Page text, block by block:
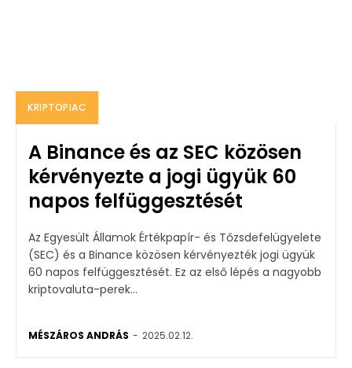
KRIPTOPIAC
A Binance és az SEC közösen
kérvényezte a jogi ügyük 60
napos felfüggesztését
Az Egyesült Államok Értékpapír- és Tőzsdefelügyelete
(SEC) és a Binance közösen kérvényezték jogi ügyük
60 napos felfüggesztését. Ez az első lépés a nagyobb
kriptovaluta-perek...
MÉSZÁROS ANDRÁS - 2025.02.12.